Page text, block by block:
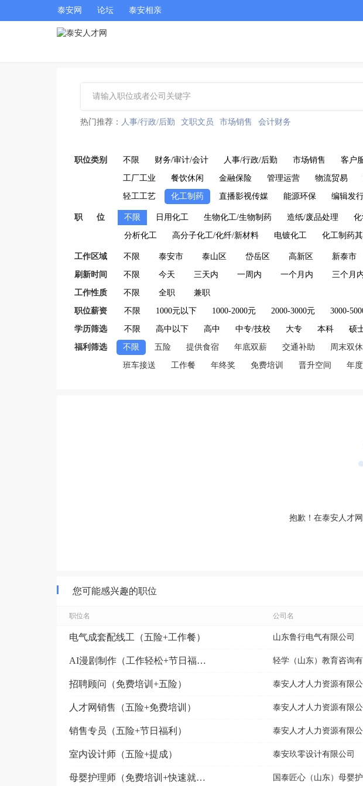
泰安网 论坛 泰安相亲
热门推荐： 人事/行政/后勤 文职文员 市场销售 会计财务
职位类别 不限 财务/审计/会计 人事/行政/后勤 市场销售 客户
工厂工业 餐饮休闲 金融保险 管理运营 物流贸易
轻工工艺 化工制药 直播影视传媒 能源环保 编辑发
职 位 不限 日用化工 生物化工/生物制药 造纸/废品处理
分析化工 高分子化工/化纤/新材料 电镀化工 化工制药
工作区域 不限 泰安市 泰山区 岱岳区 高新区 新泰市
刷新时间 不限 今天 三天内 一周内 一个月内 三个月
工作性质 不限 全职 兼职
职位薪资 不限 1000元以下 1000-2000元 2000-3000元 3000-
学历筛选 不限 高中以下 高中 中专/技校 大专 本科 硕
福利筛选 不限 五险 提供食宿 年底双薪 交通补助 周末双休
班车接送 工作餐 年终奖 免费培训 晋升空间 年
抱歉！在泰安人才
您可能感兴趣的职位
职位名 公司名
电气成套配线工（五险+工作餐） 山东鲁行电气有限公司
AI漫剧制作（工作轻松+节日福利） 轻学（山东）教育咨询有
招聘顾问（免费培训+五险） 泰安人才人力资源有限公
人才网销售（五险+免费培训） 泰安人才人力资源有限公
销售专员（五险+节日福利） 泰安人才人力资源有限公
室内设计师（五险+提成） 泰安玖零设计有限公司
母婴护理师（免费培训+快速就业） 国泰匠心（山东）母婴护